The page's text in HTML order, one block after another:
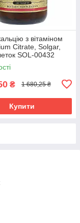
з вітаміном
Citrate, Solgar,
SOL-00432
₴ 1 680,25 ₴
Купити